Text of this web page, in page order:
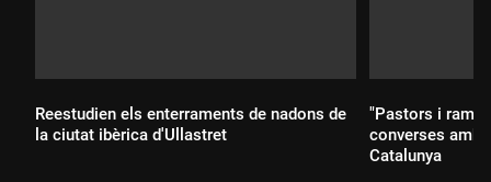
Reestudien els enterraments de nadons de
la ciutat ibèrica d'Ullastret
"Pastors i
converses amb
Catalunya